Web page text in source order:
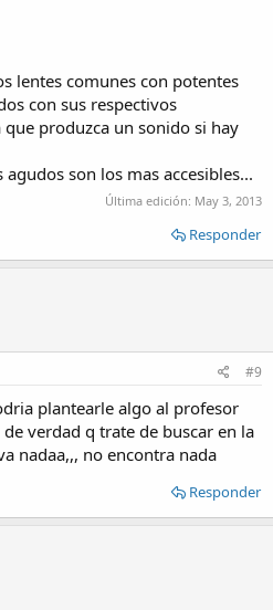
lentes comunes con potentes
con sus respectivos
produzca un sonido si hay
son los mas accesibles...
Última edición: May 3, 2013
Responder
#9
plantearle algo al profesor
verdad q trate de buscar en la
nadaa,,, no encontra nada
Responder